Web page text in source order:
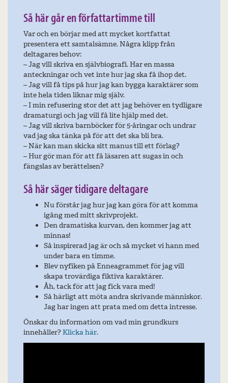
Så här går en författartimme till
Var och en börjar med att mycket kortfattat
presentera ett samtalsämne. Några klipp från
deltagares behov:
– Jag vlll skriva en självbiografi. Har en massa
anteckningar och vet inte hur jag ska få ihop det.
– Jag vill få tips på hur jag kan bygga karaktärer som
inte hela tiden liknar mig själv.
– I min refusering stor det att jag behöver en tydligare
dramaturgi och jag vill få lite hjälp med det.
– Jag vill skriva barnböcker för 5-åringar och undrar
vad jag ska tänka på för att det ska bli bra.
– När kan man skicka sitt manus till ett förlag?
– Hur gör man för att få läsaren att sugas in och
fängslas av berättelsen?
Så här säger tidigare deltagare
Nu förstår jag hur jag kan göra för att komma
igång med mitt skrivprojekt.
Den dramatiska kurvan, den kommer jag att
minnas!
Så inspirerad jag är och så mycket vi hann med
under bara en timme.
Blev nyfiken på Enneagrammet för jag vill
skapa trovärdiga fiktiva karaktärer.
Åh, tack för att jag fick vara med!
Så härligt att möta andra skrivande människor.
Jag har ingen att prata med om detta intresse.
Önskar du information om vad min grundkurs
innehåller?Klicka här.